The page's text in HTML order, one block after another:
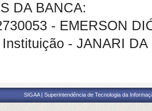
DA BANCA:
- EMERSON
- JANARI
SIGAA | Superintendência de Tecnologia da